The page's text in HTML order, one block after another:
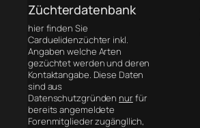
Züchterdatenbank
hier finden Sie
Carduelidenzüchter inkl.
Angaben welche Arten
gezüchtet werden und deren
Kontaktangabe. Diese Daten
sind aus
Datenschutzgründen nurfür
bereits angemeldete
Forenmitglieder zugängllich,